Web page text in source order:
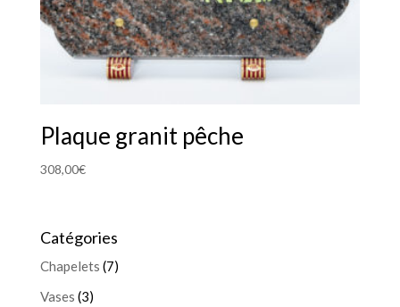
Plaque granit pêche
308,00€
Catégories
Chapelets (7)
Vases (3)